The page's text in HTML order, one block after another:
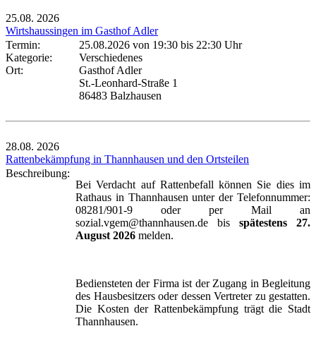
25.08. 2026
Wirtshaussingen im Gasthof Adler
Termin:
25.08.2026 von 19:30 bis 22:30 Uhr
Kategorie:
Verschiedenes
Ort:
Gasthof Adler
St.-Leonhard-Straße 1
86483 Balzhausen
28.08. 2026
Rattenbekämpfung in Thannhausen und den Ortsteilen
Beschreibung:
Bei Verdacht auf Rattenbefall können Sie dies im
Rathaus in Thannhausen unter der Telefonnummer:
08281/901-9 oder per Mail an
sozial.vgem@thannhausen.de bis spätestens 27.
August 2026 melden.
Bediensteten der Firma ist der Zugang in Begleitung
des Hausbesitzers oder dessen Vertreter zu gestatten.
Die Kosten der Rattenbekämpfung trägt die Stadt
Thannhausen.